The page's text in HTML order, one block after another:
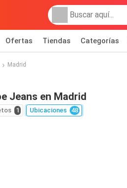
Ofertas Tiendas Categorías
Madrid
Jeans en Madrid
1 Ubicaciones 48